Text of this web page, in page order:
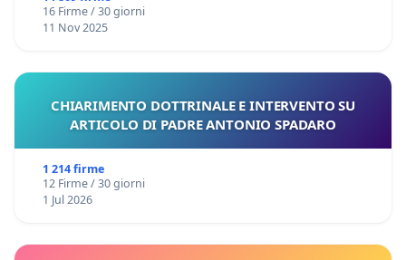
16 Firme / 30 giorni
11 Nov 2025
CHIARIMENTO DOTTRINALE E INTERVENTO SU
ARTICOLO DI PADRE ANTONIO SPADARO
1 214 firme
12 Firme / 30 giorni
1 Jul 2026